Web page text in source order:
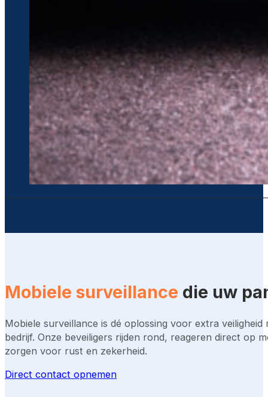
Mobiele surveillance die uw
Mobiele surveillance is dé oplossing voor extra veiligheid
bedrijf. Onze beveiligers rijden rond, reageren direct op
zorgen voor rust en zekerheid.
Direct contact opnemen